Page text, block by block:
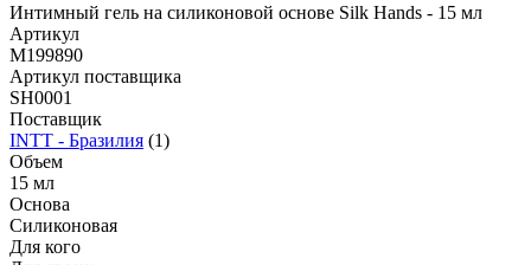
Интимный гель на силиконовой основе Silk Hands - 15 мл
Артикул
M199890
Артикул поставщика
SH0001
Поставщик
INTT - Бразилия (1)
Объем
15 мл
Основа
Силиконовая
Для кого